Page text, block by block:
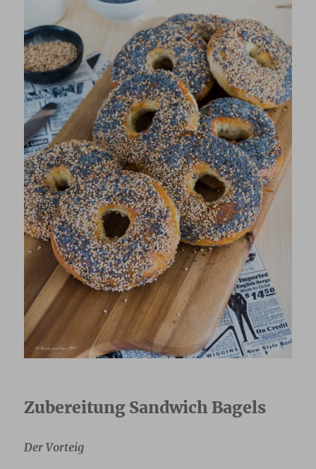
Zubereitung Sandwich Bagels
Der Vorteig